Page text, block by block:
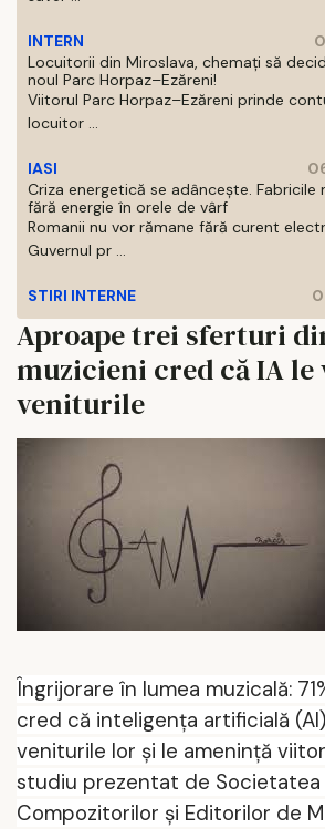
INTERN
Locuitorii din Miroslava, chemați să
noul Parc Horpaz–Ezăreni!
Viitorul Parc Horpaz–Ezăreni prinde
locuitor ...
IASI
Criza energetică se adâncește. Fabricile
fără energie în orele de vârf
Romanii nu vor rămane fără curent
Guvernul pr ...
STIRI INTERNE
Aproape trei sferturi
muzicieni cred că IA le
veniturile
Îngrijorare în lumea muzicală:
cred că inteligenţa artificială
veniturile lor şi le ameninţă
studiu prezentat de Societatea
Compozitorilor şi Editorilor de M